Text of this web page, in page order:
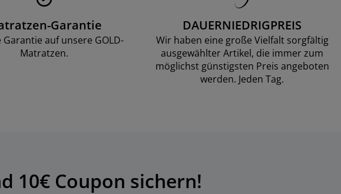
Garantie
Garantie auf unsere GOLD-
Matratzen.
DAUERNIEDRIGPREIS
Wir haben eine große Vielfalt sorgfältig
ausgewählter Artikel, die immer zum
möglichst günstigsten Preis angeboten
werden. Jeden Tag.
10€ Coupon sichern!